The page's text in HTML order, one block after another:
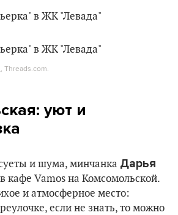
Threads.com.
уют и
и шума, минчанка Дарья
кафе Vamos на Комсомольской.
и атмосферное место:
если не знать, то можно